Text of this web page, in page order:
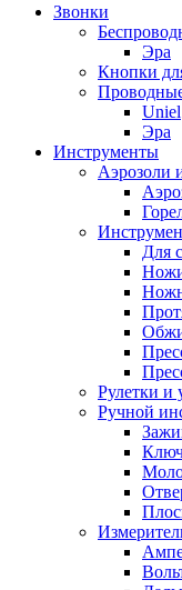
Звонки
Эра
Кнопки
Uniel
Эра
Инструменты
Аэрозоли
Для
Рулетки и
Ручной